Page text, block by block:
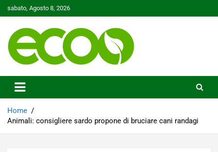
to
sabato, Agosto 8, 2026
Ecoo.it
Home
Animali: consigliere sardo propone di bruciare cani randagi